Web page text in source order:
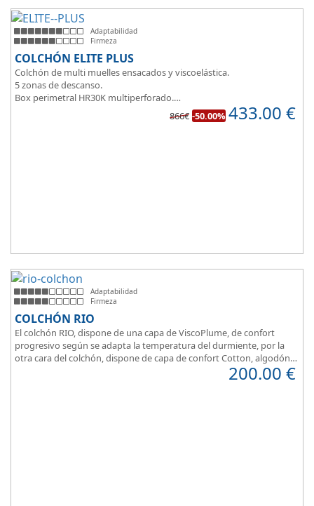
Adaptabilidad
Firmeza
COLCHÓN ELITE PLUS
Colchón de multi muelles ensacados y viscoelástica.
5 zonas de descanso.
Box perimetral HR30K multiperforado.
Para personas que buscan la comodidad y confort a la hora de
866€ -50.00% 433.00 €
Adaptabilidad
Firmeza
COLCHÓN RIO
El colchón RIO, dispone de una capa de ViscoPlume, de confort
progresivo según se adapta la temperatura del durmiente, por la
otra cara del colchón, dispone de capa de confort Cotton, algodón
100% que brinda una sensación de confort inmediata.200.00 €